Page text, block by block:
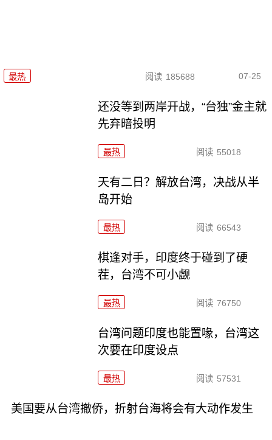
最热 阅读 185688 07-25
还没等到两岸开战，“台独”金主就
先弃暗投明
最热 阅读 55018
天有二日？解放台湾，决战从半
岛开始
最热 阅读 66543
棋逢对手，印度终于碰到了硬
茬，台湾不可小觑
最热 阅读 76750
台湾问题印度也能置喙，台湾这
次要在印度设点
最热 阅读 57531
美国要从台湾撤侨，折射台海将会有大动作发生